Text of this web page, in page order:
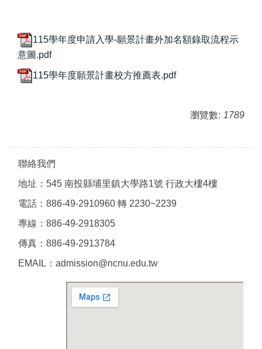
115學年度申請入學-願景計畫外加名額錄取流程示
意圖.pdf
115學年度願景計畫校方推薦表.pdf
瀏覽數: 1789
聯絡我們
地址：545 南投縣埔里鎮大學路1號 行政大樓4樓
電話：886-49-2910960 轉 2230~2239
專線：886-49-2918305
傳真：886-49-2913784
EMAIL：admission@ncnu.edu.tw